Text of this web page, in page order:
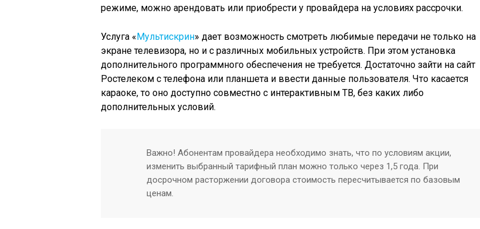
режиме, можно арендовать или приобрести у провайдера на условиях рассрочки.
Услуга «Мультискрин» дает возможность смотреть любимые передачи не только на
экране телевизора, но и с различных мобильных устройств. При этом установка
дополнительного программного обеспечения не требуется. Достаточно зайти на сайт
Ростелеком с телефона или планшета и ввести данные пользователя. Что касается
караоке, то оно доступно совместно с интерактивным ТВ, без каких либо
дополнительных условий.
Важно! Абонентам провайдера необходимо знать, что по условиям акции,
изменить выбранный тарифный план можно только через 1,5 года. При
досрочном расторжении договора стоимость пересчитывается по базовым
ценам.